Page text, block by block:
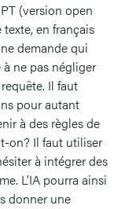
(version open
en français
demande qui
ne pas négliger
Il faut
pour autant
à des règles de
t-on? Il faut utiliser
à intégrer des
L’IA pourra ainsi
donner une